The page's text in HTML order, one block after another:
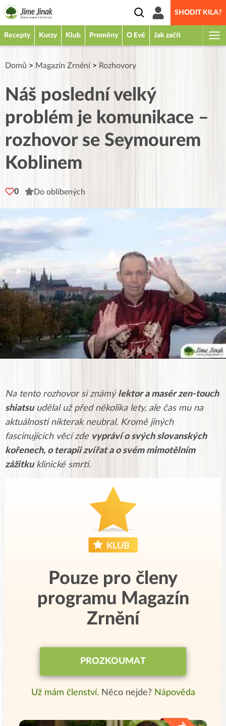
SHODIT KILA?
Recepty Kurzy Klub Proměny O Evě Jak začít
Domů > Magazín Zrnění > Rozhovory
Náš poslední velký
problém je komunikace –
rozhovor se Seymourem
Koblinem
0 Do oblíbených
Na tento rozhovor si známý lektor a masér zen-touch
shiatsuudělal už před několika lety, ale čas mu na
aktuálnosti nikterak neubral. Kromě jiných
fascinujících věcí zde vypráví o svých slovanských
kořenech, o terapii zvířat a o svém mimotělním
zážitkuklinické smrti.
Pouze pro členy
programu Magazín
Zrnění
PROZKOUMAT
Už mám členství. Něco nejde? Nápověda